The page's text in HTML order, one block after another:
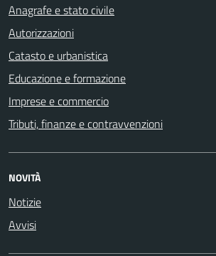
Anagrafe e stato civile
Autorizzazioni
Catasto e urbanistica
Educazione e formazione
Imprese e commercio
Tributi, finanze e contravvenzioni
NOVITÀ
Notizie
Avvisi